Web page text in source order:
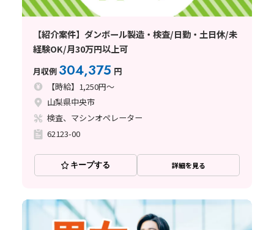
【紹介案件】ダンボール製造・検査/日勤・土日休/未
経験OK/月30万円以上可
月収例 304,375 円
【時給】1,250円～
山梨県中央市
検査、マシンオペレーター
62123-00
キープする 詳細を見る